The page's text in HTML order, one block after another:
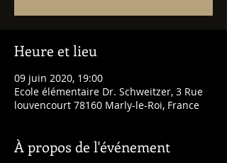
Heure et lieu
09 juin 2020, 19:00
Ecole élémentaire Dr. Schweitzer, 3 Rue
louvencourt 78160 Marly-le-Roi, France
À propos de l'événement